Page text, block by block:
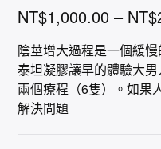
NT$1,000.00 – NT$
陰莖增大過程是一個緩
泰坦凝膠讓早的體驗大
兩個療程（6隻）。如果
解決問題